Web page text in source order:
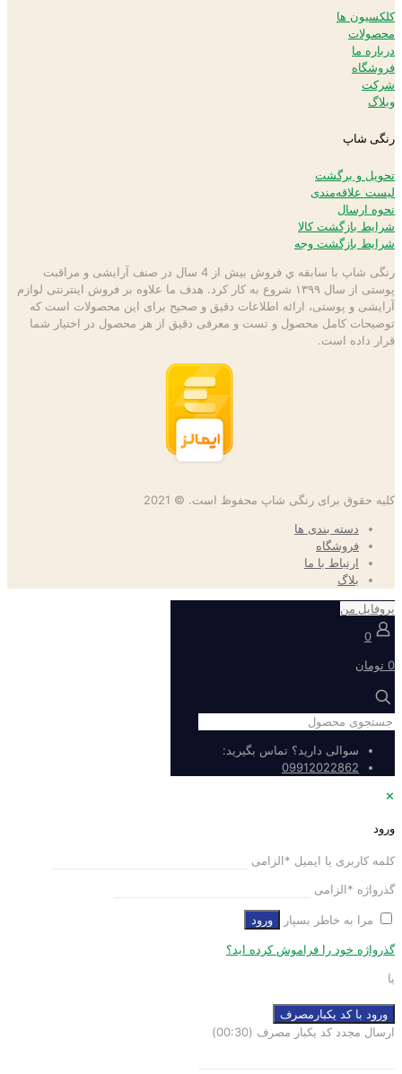
کلکسیون ها
محصولات
درباره ما
فروشگاه
شرکت
وبلاگ
رنگی شاپ
تحویل و برگشت
لیست علاقه‌مندی
نحوه ارسال
شرایط بازگشت کالا
شرایط بازگشت وجه
رنگی شاپ با سابقه ي فروش بیش از 4 سال در صنف آرایشی و مراقبت
پوستی از سال ۱۳۹۹ شروع به كار كرد. هدف ما علاوه بر فروش اینترنتی لوازم
آرایشی و پوستی، ارائه اطلاعات دقیق و صحیح برای این محصولات است كه
توضيحات كامل محصول و تست و معرفی دقیق از هر محصول در اختيار شما
قرار داده است.
کلیه حقوق برای رنگی شاپ محفوظ است. © 2021
دسته بندی ها
فروشگاه
ارتباط با ما
بلاگ
پروفایل من
0
0 تومان
سوالی دارید؟ تماس بگیرید:
09912022862
✕
ورود
کلمه کاربری یا ایمیل *الزامی
گذرواژه *الزامی
مرا به خاطر بسپار ورود
گذرواژه خود را فراموش کرده اید؟
یا
ورود با کد یکبارمصرف
ارسال مجدد کد یکبار مصرف (00:
30
)